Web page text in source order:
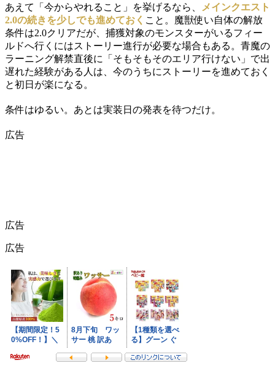
あえて「今からやれること」を挙げるなら、
メインクエスト
2.0の続きを少しでも進めておく こと。魔獣使い自体の解放
条件は2.0クリアだが、捕獲対象のモンスターがいるフィー
ルドへ行くにはストーリー進行が必要な場合もある。青魔の
ラーニング解禁直後に「そもそもそのエリア行けない」で出
遅れた経験がある人は、今のうちにストーリーを進めておく
と初日が楽になる。
条件はゆるい。あとは実装日の発表を待つだけ。
広告
広告
広告